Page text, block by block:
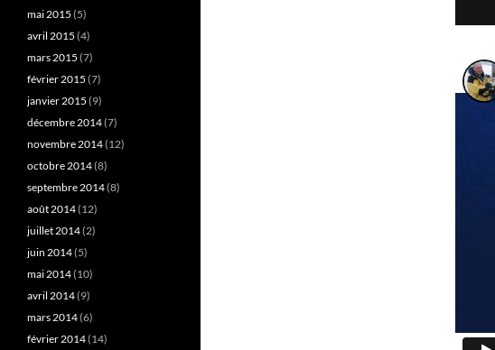
mai 2015 (5)
avril 2015 (4)
mars 2015 (7)
février 2015 (7)
janvier 2015 (9)
décembre 2014(7)
novembre 2014(12)
octobre 2014(8)
septembre 2014(8)
août 2014(12)
juillet 2014(2)
juin 2014(5)
mai 2014(10)
avril 2014(9)
mars 2014(6)
février 2014(14)